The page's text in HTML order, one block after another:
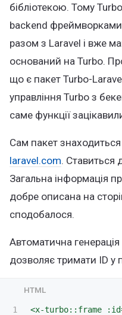
бібліотекою. Тому
backend
разом з Laravel і вже
оснований на Turbo.
що є пакет Turbo-
управління Turbo з
саме функції
Сам пакет
laravel.com. Ставиться
Загальна інформація
добре описана на
сподобалося.
Автоматична
дозволяє тримати ID у
1
<x-turbo::frame